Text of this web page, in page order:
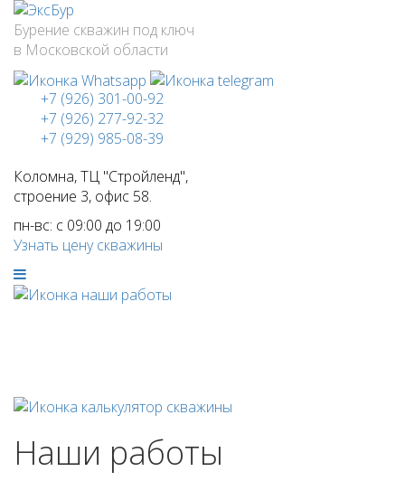
Бурение скважин под ключ
в Московской области
+7 (926) 301-00-92
+7 (926) 277-92-32
+7 (929) 985-08-39
Коломна, ТЦ "Стройленд",
строение 3, офис 58.
пн-вс: с 09:00 до 19:00
Узнать цену скважины
Наши работы